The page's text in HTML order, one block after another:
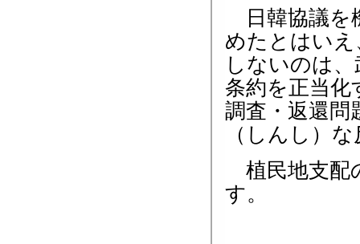
日韓協議を
めたとはい
しないのは
条約を正当
調査・返還問
（しんし）
植民地支配
す。